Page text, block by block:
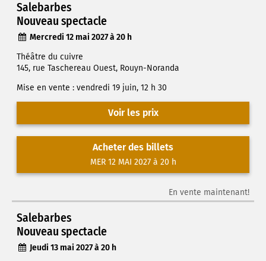
Salebarbes
Nouveau spectacle
Mercredi 12 mai 2027 à 20 h
Théâtre du cuivre
145, rue Taschereau Ouest, Rouyn-Noranda
Mise en vente : vendredi 19 juin, 12 h 30
Voir les prix
Acheter des billets
MER 12 MAI 2027 à 20 h
En vente maintenant!
Salebarbes
Nouveau spectacle
Jeudi 13 mai 2027 à 20 h